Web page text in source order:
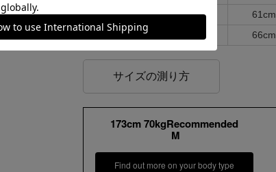
XL
59cm 61cm
XXL
66cm
サイズの測り方
173cm 70kgRecommended
M
Find out more on your body type